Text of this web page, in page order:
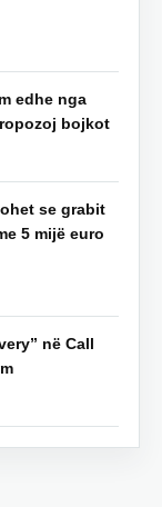
edhe nga
bojkot
se grabit
5 mijë euro
në Call